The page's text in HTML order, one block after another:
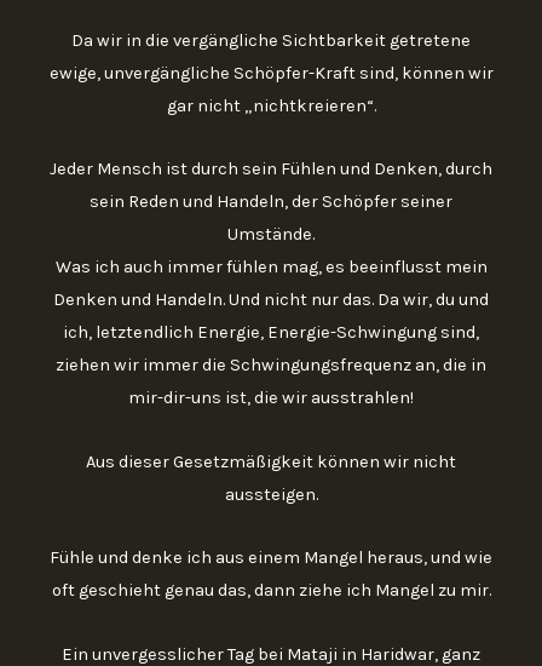
Da wir in die vergängliche Sichtbarkeit getretene
ewige, unvergängliche Schöpfer-Kraft sind, können wir
gar nicht „nichtkreieren“.
Jeder Mensch ist durch sein Fühlen und Denken, durch
sein Reden und Handeln, der Schöpfer seiner
Umstände.
Was ich auch immer fühlen mag, es beeinflusst mein
Denken und Handeln. Und nicht nur das. Da wir, du und
ich, letztendlich Energie, Energie-Schwingung sind,
ziehen wir immer die Schwingungsfrequenz an, die in
mir-dir-uns ist, die wir ausstrahlen!
Aus dieser Gesetzmäßigkeit können wir nicht
aussteigen.
Fühle und denke ich aus einem Mangel heraus, und wie
oft geschieht genau das, dann ziehe ich Mangel zu mir.
Ein unvergesslicher Tag bei Mataji in Haridwar, ganz